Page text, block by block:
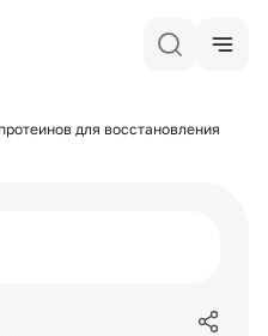
для восстановления